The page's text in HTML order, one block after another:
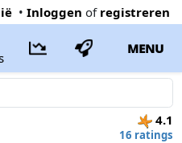
• Inloggen of registreren
MENU
4.1
16 ratings